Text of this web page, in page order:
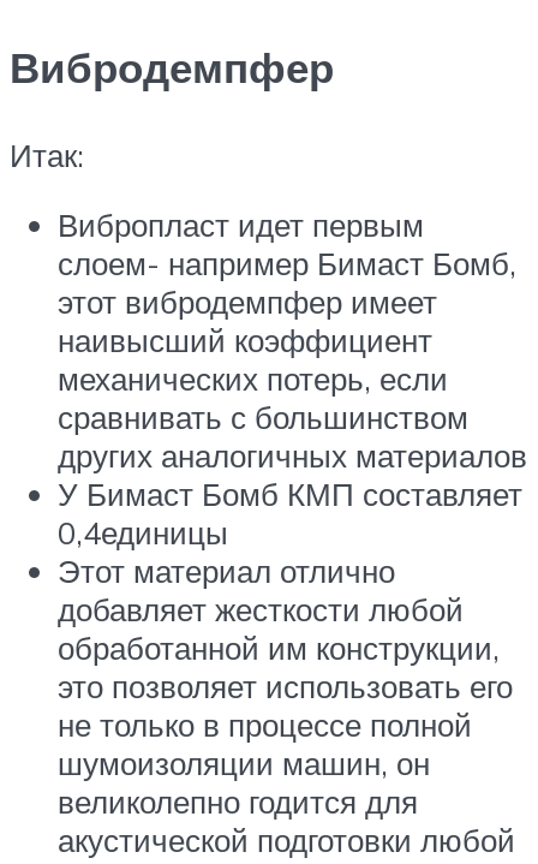
Вибродемпфер
Итак:
Вибропласт идет первым
слоем- например Бимаст Бомб,
этот вибродемпфер имеет
наивысший коэффициент
механических потерь, если
сравнивать с большинством
других аналогичных материалов
У Бимаст Бомб КМП составляет
0,4единицы
Этот материал отлично
добавляет жесткости любой
обработанной им конструкции,
это позволяет использовать его
не только в процессе полной
шумоизоляции машин, он
великолепно годится для
акустической подготовки любой